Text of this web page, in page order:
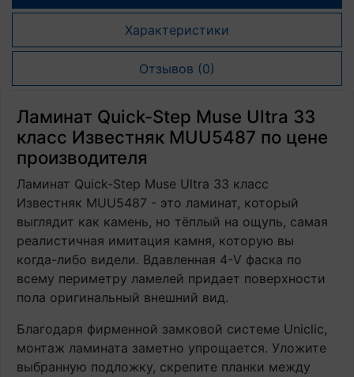
Характеристики
Отзывов (0)
Ламинат Quick-Step Muse Ultra 33
класс Известняк MUU5487 по цене
производителя
Ламинат Quick-Step Muse Ultra 33 класс
Известняк MUU5487 - это ламинат, который
выглядит как камень, но тёплый на ощупь, самая
реалистичная имитация камня, которую вы
когда-либо видели. Вдавленная 4-V фаска по
всему периметру ламелей придает поверхности
пола оригинальный внешний вид.
Благодаря фирменной замковой системе Uniclic,
монтаж ламината заметно упрощается. Уложите
выбранную подложку, скрепите планки между